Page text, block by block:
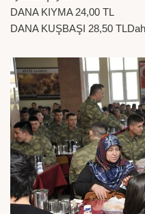
DANA KIYMA 24,00 TL
DANA KUŞBAŞI 28,50 TL